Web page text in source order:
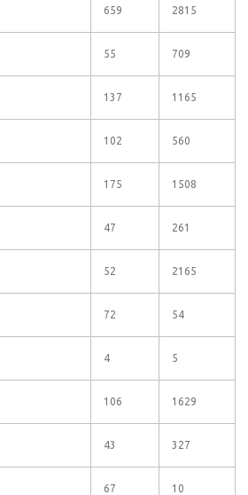
659 2815
55 709
137 1165
102 560
175 1508
47 261
52 2165
72 54
4 5
106 1629
43 327
67 10